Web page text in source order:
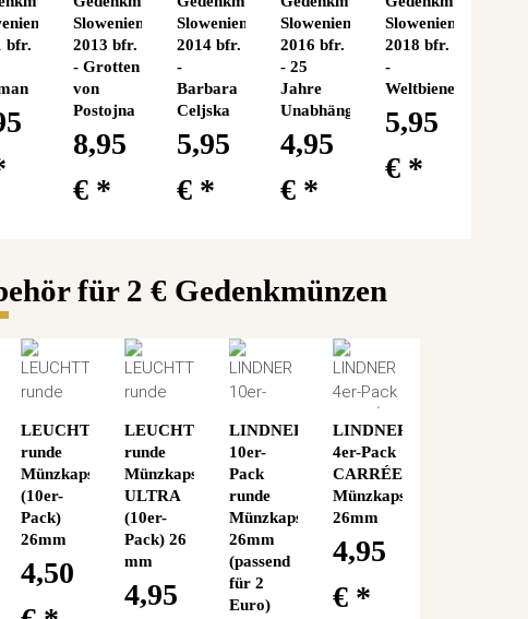
bfr.
Slowenien
2013 bfr.
- Grotten
von
Postojna
8,95
€ *
Slowenien
2014 bfr.
-
Barbara
Celjska
5,95
€ *
Slowenien
2016 bfr.
- 25
Jahre
Unabhängigkeit
4,95
€ *
Slowenien
2018 bfr.
-
Weltbienentag
5,95
€ *
für 2 € Gedenkmünzen
LEUCHTTURM
runde
Münzkapseln
(10er-
Pack)
26mm
4,50
LEUCHTTURM
runde
Münzkapseln
ULTRA
(10er-
Pack) 26
mm
4,95
LINDNER
10er-
Pack
runde
Münzkapseln
26mm
(passend
für 2
Euro)
LINDNER
4er-Pack
CARRÉE
Münzkapseln
26mm
4,95
€ *